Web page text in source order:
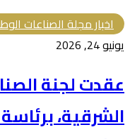
اخبار مجلة الصناعات
يونيو 24, 2026
عقدت لجنة
الشرقية،